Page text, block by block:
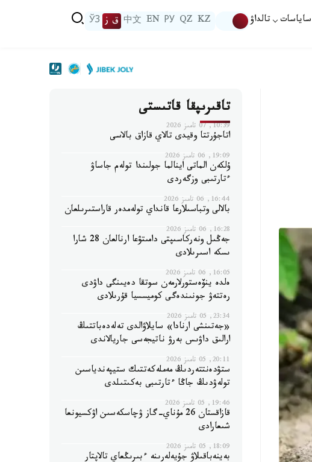
ساياسات تالداۋ KZ
QZ
РУ
EN
中文 ق ز ЎЗ
تاقىرىپقا قاتىستى
10:39, 07 تامىز 2026
اتاجۇرتتا وقيدى تالاي قازاق بالاسى
19:09, 06 تامىز 2026
ۇلكەن الماتى اينالما جولىندا تولەم جاساۋ
ءتارتىبى وزگەردى
16:44, 06 تامىز 2026
بالالى وتباسىلارعا قانداي تولەمدەر قاراستىرىلعان
16:28, 06 تامىز 2026
جەڭىل ونەركاسىپتى دامىتۋعا ارنالعان 28 شارا
ىسكە اسىرىلادى
16:05, 06 تامىز 2026
ەلدە ينۆەستورلارمەن سوتقا دەيىنگى داۋدى
رەتتەۋ جونىندەگى كوميسسيا قۇرىلادى
23:34, 05 تامىز 2026
«جەتىنشى ارنادا» سايلاۋالدى تەلەدەباتتىڭ
ارالىق داۋىس بەرۋ ناتيجەسى جاريالاندى
20:11, 05 تامىز 2026
ستۋدەنتتەردىڭ مەملەكەتتىك ستيپەندياسىن
تولەۋدىڭ جاڭا ءتارتىبى بەكىتىلدى
19:46, 05 تامىز 2026
قازاقستان 26 مۇناي-گاز ۋچاسكەسىن اۋكسيونعا
شىعارادى
18:09, 05 تامىز 2026
بەينەباقىلاۋ جۇيەلەرىنە ءبىرىڭعاي تالاپتار